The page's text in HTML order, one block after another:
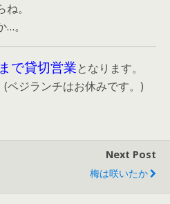
。
。
で貸切営業となります。
ベジランチはお休みです。)
Next Post
梅は咲いたか